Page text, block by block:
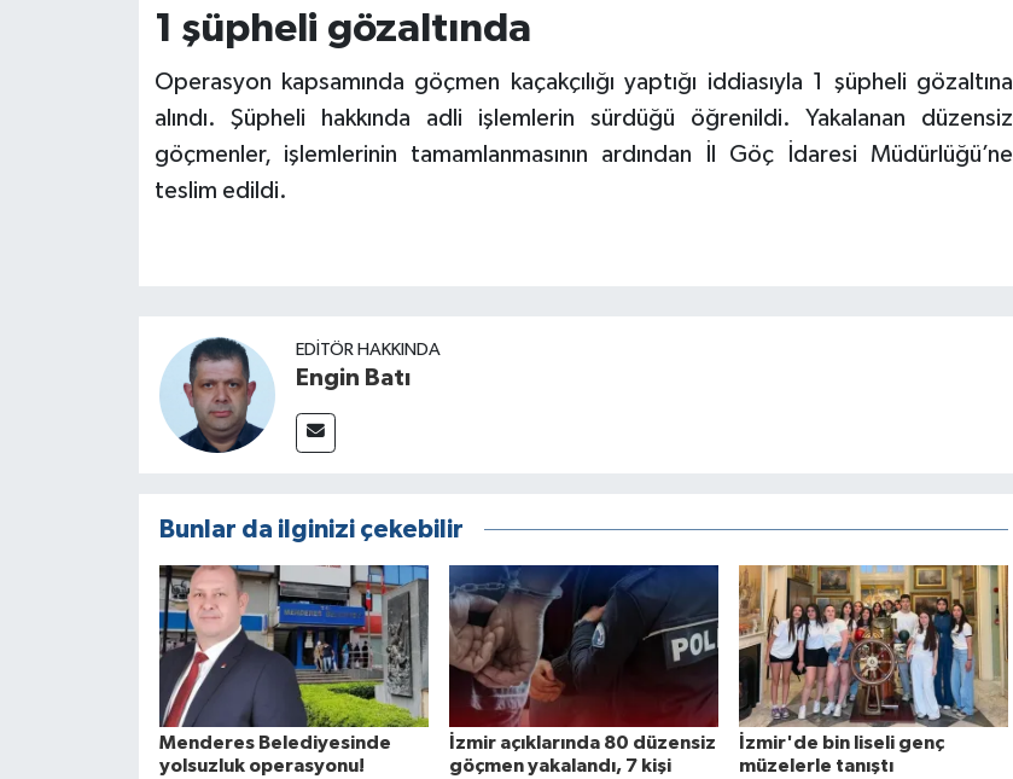
1 şüpheli gözaltında
Operasyon kapsamında göçmen kaçakçılığı yaptığı iddiasıyla 1 şüpheli gözaltına
alındı. Şüpheli hakkında adli işlemlerin sürdüğü öğrenildi. Yakalanan düzensiz
göçmenler, işlemlerinin tamamlanmasının ardından İl Göç İdaresi Müdürlüğü’ne
teslim edildi.
EDITÖR HAKKINDA
Engin Batı
Bunlar da ilginizi çekebilir
Menderes Belediyesinde
yolsuzluk operasyonu!
İzmir açıklarında 80 düzensiz
göçmen yakalandı, 7 kişi
İzmir'de bin liseli genç
müzelerle tanıştı